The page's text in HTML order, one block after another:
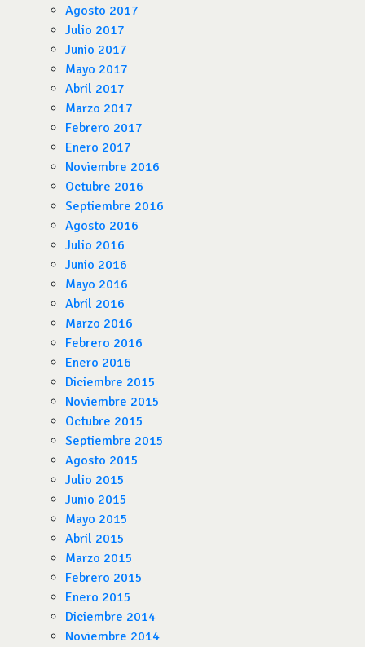
Agosto 2017
Julio 2017
Junio 2017
Mayo 2017
Abril 2017
Marzo 2017
Febrero 2017
Enero 2017
Noviembre 2016
Octubre 2016
Septiembre 2016
Agosto 2016
Julio 2016
Junio 2016
Mayo 2016
Abril 2016
Marzo 2016
Febrero 2016
Enero 2016
Diciembre 2015
Noviembre 2015
Octubre 2015
Septiembre 2015
Agosto 2015
Julio 2015
Junio 2015
Mayo 2015
Abril 2015
Marzo 2015
Febrero 2015
Enero 2015
Diciembre 2014
Noviembre 2014